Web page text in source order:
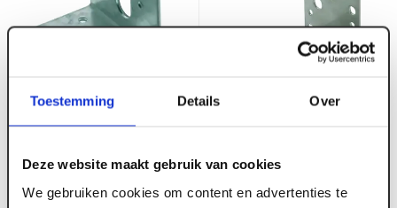
Toestemming Details Over
Deze website maakt gebruik van cookies
We gebruiken cookies om content en advertenties te
ART002758
50 mm x 60 mm zonder
ril
90 mm x 60 mm zonder
ril